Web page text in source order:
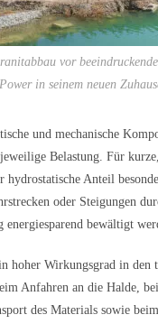
vor
in seinem neuen
und mechanische
Belastung. Für
hydrostatische Anteil
oder Steigungen
energiesparend bewältigt
hoher Wirkungsgrad in den
Anfahren an die Halde,
des Materials sowie